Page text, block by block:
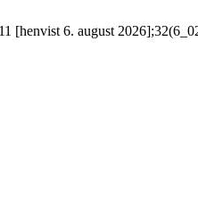
[henvist 6. august